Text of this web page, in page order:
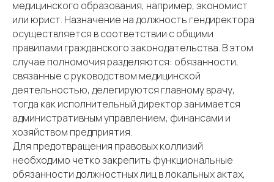
медицинского образования, например, экономист
или юрист. Назначение на должность гендиректора
осуществляется в соответствии с общими
правилами гражданского законодательства. В этом
случае полномочия разделяются: обязанности,
связанные с руководством медицинской
деятельностью, делегируются главному врачу,
тогда как исполнительный директор занимается
административным управлением, финансами и
хозяйством предприятия.
Для предотвращения правовых коллизий
необходимо четко закрепить функциональные
обязанности должностных лиц в локальных актах,